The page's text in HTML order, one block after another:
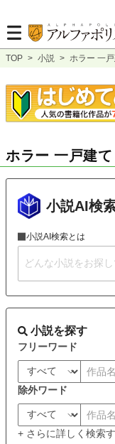
TOP > 小説 > ホラー 一
ホラー 一戸建
小説AI検
小説AI検索とは
小説を探す
フリーワード
除外ワード
+ さらに詳しく検索